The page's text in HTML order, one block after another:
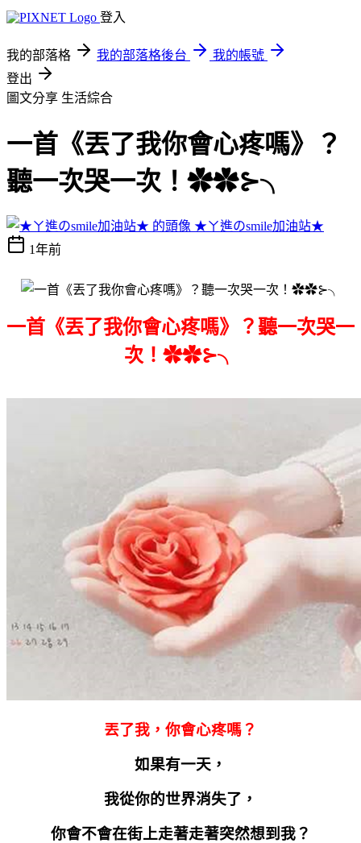
登入
我的部落格 我的部落格後台
我的帳號
登出
圖文分享 生活綜合
一首《丟了我你會心疼嗎》？
聽一次哭一次！✿✿⊱╮
★ㄚ進のsmile加油站★
1年前
一首《丟了我你會心疼嗎》？聽一次哭一
次！✿✿⊱╮
丟了我，你會心疼嗎？
如果有一天，
我從你的世界消失了，
你會不會在街上走著走著突然想到我？